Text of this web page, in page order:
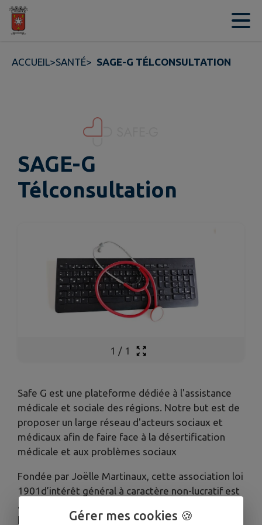
Contenu
ACCUEIL>SANTÉ> SAGE-G TÉLCONSULTATION
SAGE-G
Télconsultation
1 / 1
Safe G est une plateforme dédiée à l'assistance
médicale et sociale des régions. Notre but est de
proposer un large réseau d'acteurs sociaux et
médicaux afin de faire face à la désertification
médicale et aux problèmes sociaux
Fondée par Joëlle Martinaux, cette association loi
1901d’intérêt général à caractère non-lucratif est
à visée philanthropique, sociale,
humanitaire, éducative par l’assistance, la
Gérer mes cookies 🍪